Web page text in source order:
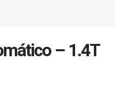
– 1.4T